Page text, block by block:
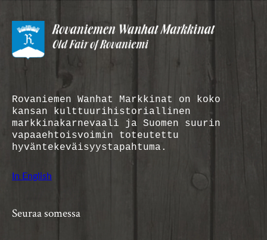
Rovaniemen Wanhat Markkinat on koko
kansan kulttuurihistoriallinen
markkinakarnevaali ja Suomen suurin
vapaaehtoisvoimin toteutettu
hyväntekeväisyystapahtuma.
In English
Seuraa somessa